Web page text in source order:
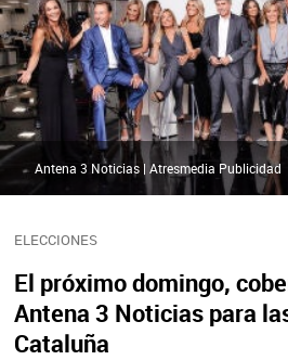
ELECCIONES
El próximo domingo,
Antena 3 Noticias para
Cataluña
Antena 3 Noticias | Atresmedia Publicidad